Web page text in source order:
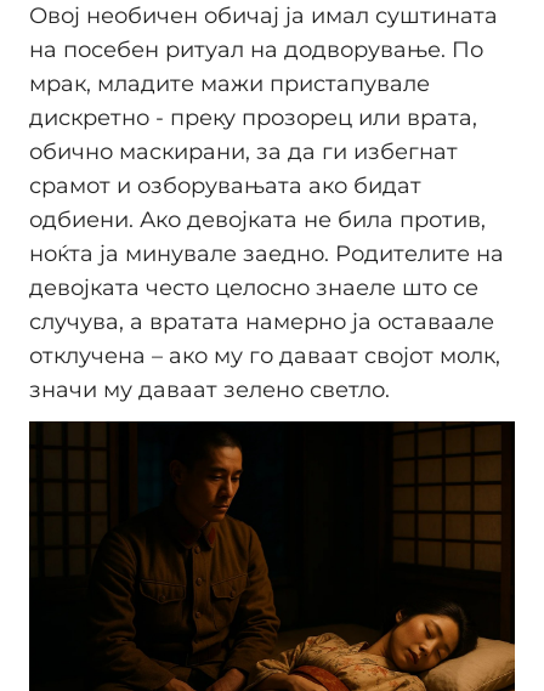
Овој необичен обичај ја имал суштината
на посебен ритуал на додворување. По
мрак, младите мажи пристапувале
дискретно - преку прозорец или врата,
обично маскирани, за да ги избегнат
срамот и озборувањата ако бидат
одбиени. Ако девојката не била против,
ноќта ја минувале заедно. Родителите на
девојката често целосно знаеле што се
случува, а вратата намерно ја оставаале
отклучена – ако му го даваат својот молк,
значи му даваат зелено светло.